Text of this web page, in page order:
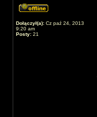
Dołączył(a): Cz paź 24, 2013
9:20 am
Posty: 21